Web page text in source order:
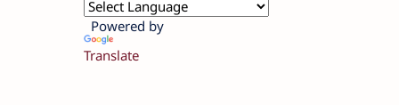
Powered by
Translate